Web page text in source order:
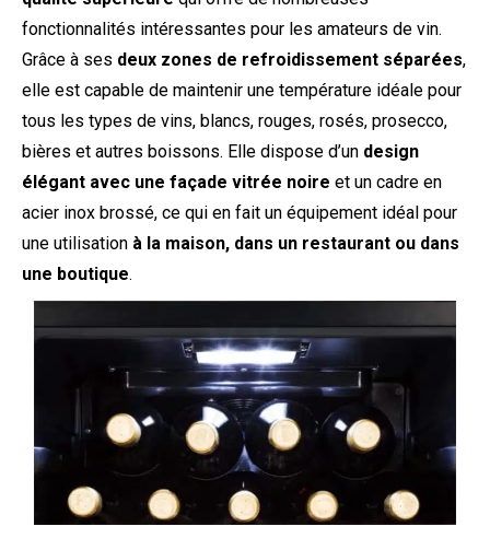
fonctionnalités intéressantes pour les amateurs de vin.
Grâce à ses deux zones de refroidissement séparées,
elle est capable de maintenir une température idéale pour
tous les types de vins, blancs, rouges, rosés, prosecco,
bières et autres boissons. Elle dispose d’un design
élégant avec une façade vitrée noire et un cadre en
acier inox brossé, ce qui en fait un équipement idéal pour
une utilisation à la maison, dans un restaurant ou dans
une boutique.